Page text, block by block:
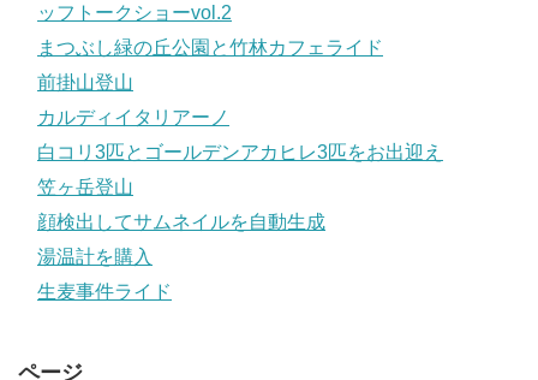
ッフトークショーvol.2
まつぶし緑の丘公園と竹林カフェライド
前掛山登山
カルディイタリアーノ
白コリ3匹とゴールデンアカヒレ3匹をお出迎え
笠ヶ岳登山
顔検出してサムネイルを自動生成
湯温計を購入
生麦事件ライド
ページ